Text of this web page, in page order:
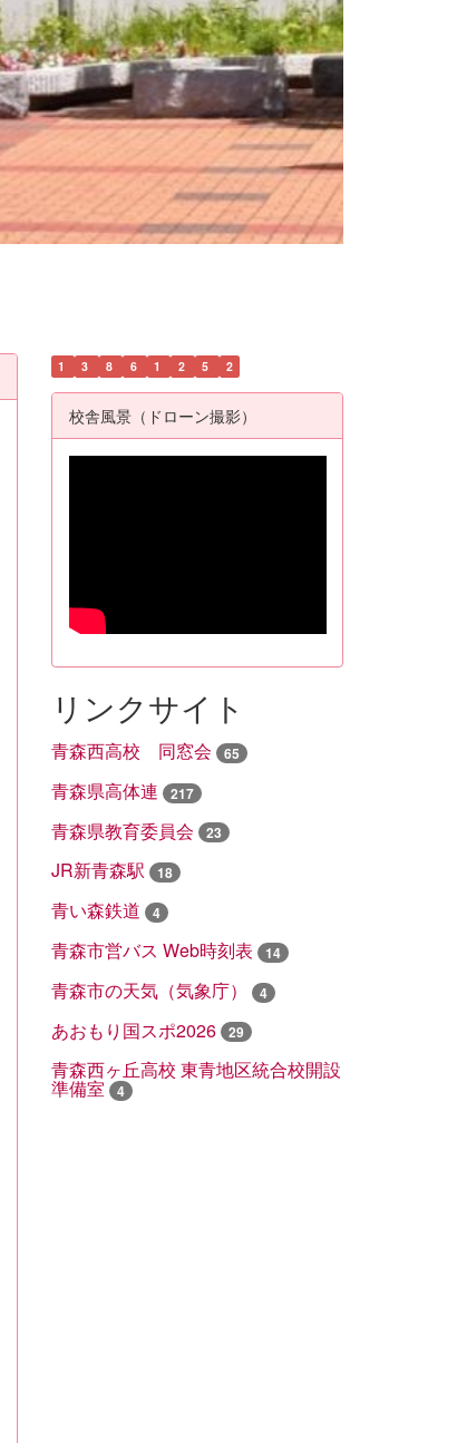
1 3 8 6 1 2 5 2
校舎風景（ドローン撮影）
リンクサイト
青森西高校 同窓会 65
青森県高体連 217
青森県教育委員会 23
JR新青森駅 18
青い森鉄道 4
青森市営バス Web時刻表 14
青森市の天気（気象庁） 4
あおもり国スポ2026 29
青森西ヶ丘高校 東青地区統合校開設
準備室 4